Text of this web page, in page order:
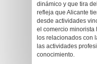
dinámico y que tira
refleja que Alicante
desde actividades
el comercio minorista
los relacionados con
las actividades
conocimiento.